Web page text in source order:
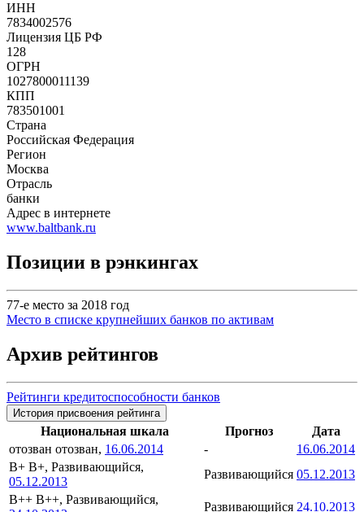
ИНН
7834002576
Лицензия ЦБ РФ
128
ОГРН
1027800011139
КПП
783501001
Страна
Российская Федерация
Регион
Москва
Отрасль
банки
Адрес в интернете
www.baltbank.ru
Позиции в рэнкингах
77-е место за 2018 год
Место в списке крупнейших банков по активам
Архив рейтингов
Рейтинги кредитоспособности банков
История присвоения рейтинга
Национальная шкала Прогноз
Дата
отозван отозван, 16.06.2014 -
16.06.2014
B+ B+, Развивающийся,
05.12.2013
Развивающийся 05.12.2013
B++ B++, Развивающийся,
Развивающийся 24.10.2013